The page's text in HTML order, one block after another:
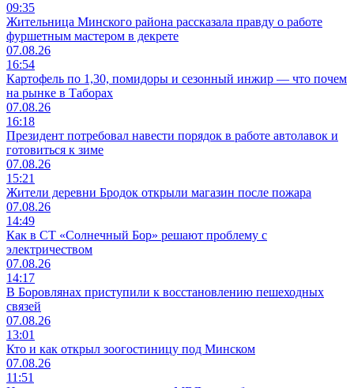
09:35
Жительница Минского района рассказала правду о работе
фуршетным мастером в декрете
07.08.26
16:54
Картофель по 1,30, помидоры и сезонный инжир — что почем
на рынке в Таборах
07.08.26
16:18
Президент потребовал навести порядок в работе автолавок и
готовиться к зиме
07.08.26
15:21
Жители деревни Бродок открыли магазин после пожара
07.08.26
14:49
Как в СТ «Солнечный Бор» решают проблему с
электричеством
07.08.26
14:17
В Боровлянах приступили к восстановлению пешеходных
связей
07.08.26
13:01
Кто и как открыл зоогостиницу под Минском
07.08.26
11:51